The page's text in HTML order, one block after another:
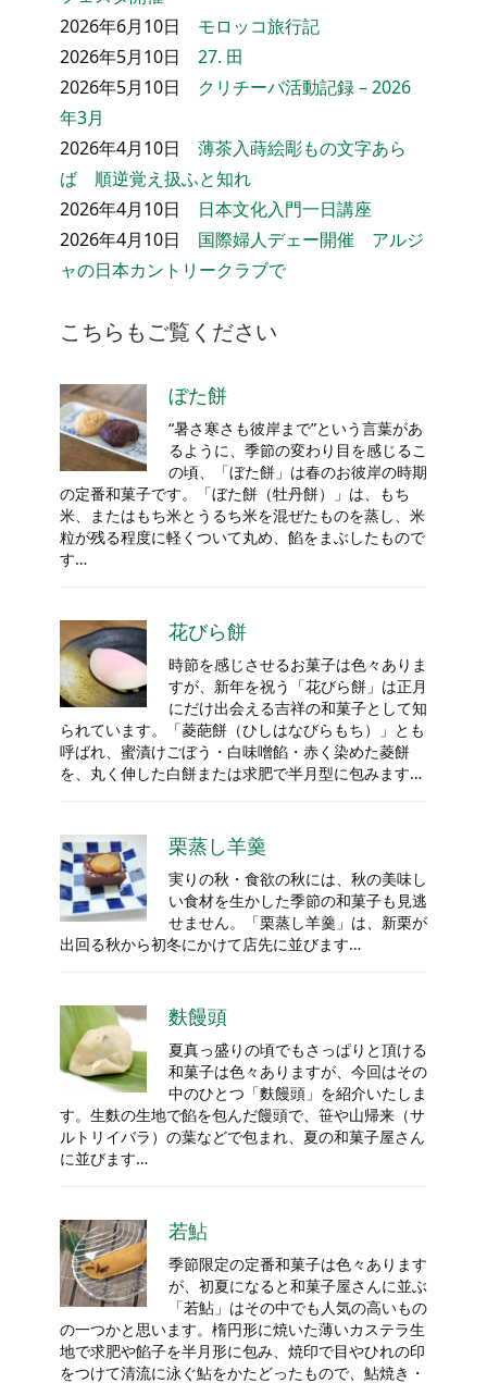
2026年6月10日 モロッコ旅行記
2026年5月10日 27. 田
2026年5月10日 クリチーバ活動記録 – 2026
年3月
2026年4月10日 薄茶入蒔絵彫もの文字あら
ば 順逆覚え扱ふと知れ
2026年4月10日 日本文化入門一日講座
2026年4月10日 国際婦人デェー開催 アルジ
ャの日本カントリークラブで
こちらもご覧ください
ぼた餅
“暑さ寒さも彼岸まで”という言葉があ
るように、季節の変わり目を感じるこ
の頃、「ぼた餅」は春のお彼岸の時期
の定番和菓子です。「ぼた餅（牡丹餅）」は、もち
米、またはもち米とうるち米を混ぜたものを蒸し、米
粒が残る程度に軽くついて丸め、餡をまぶしたもので
す…
花びら餅
時節を感じさせるお菓子は色々ありま
すが、新年を祝う「花びら餅」は正月
にだけ出会える吉祥の和菓子として知
られています。「菱葩餅（ひしはなびらもち）」とも
呼ばれ、蜜漬けごぼう・白味噌餡・赤く染めた菱餅
を、丸く伸した白餅または求肥で半月型に包みます…
栗蒸し羊羹
実りの秋・食欲の秋には、秋の美味し
い食材を生かした季節の和菓子も見逃
せません。「栗蒸し羊羹」は、新栗が
出回る秋から初冬にかけて店先に並びます…
麩饅頭
夏真っ盛りの頃でもさっぱりと頂ける
和菓子は色々ありますが、今回はその
中のひとつ「麩饅頭」を紹介いたしま
す。生麩の生地で餡を包んだ饅頭で、笹や山帰来（サ
ルトリイバラ）の葉などで包まれ、夏の和菓子屋さん
に並びます…
若鮎
季節限定の定番和菓子は色々あります
が、初夏になると和菓子屋さんに並ぶ
「若鮎」はその中でも人気の高いもの
の一つかと思います。楕円形に焼いた薄いカステラ生
地で求肥や餡子を半月形に包み、焼印で目やひれの印
をつけて清流に泳ぐ鮎をかたどったもので、鮎焼き・